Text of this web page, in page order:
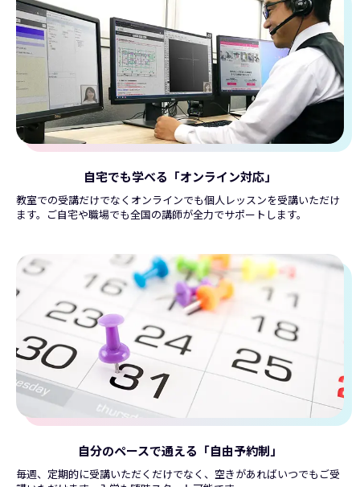
自宅でも学べる「オンライン対応」
教室での受講だけでなくオンラインでも個人レッスンを受講いただけ
ます。ご自宅や職場でも全国の講師が全力でサポートします。
自分のペースで通える「自由予約制」
毎週、定期的に受講いただくだけでなく、空きがあればいつでもご受